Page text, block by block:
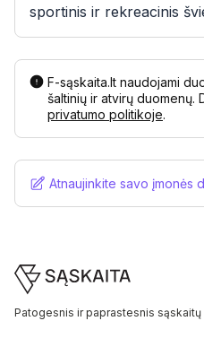
sportinis ir rekreacinis
F-sąskaita.lt naudojami
šaltinių ir atvirų duomenų.
privatumo politikoje.
Atnaujinkite savo įmonės
Footer
Patogesnis ir paprastesnis sąskaitų